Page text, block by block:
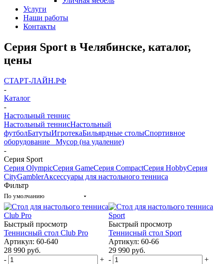
Услуги
Наши работы
Контакты
Серия Sport в Челябинске, каталог,
цены
СТАРТ-ЛАЙН.РФ
-
Каталог
-
Настольный теннис
Настольный теннисНастольный
футболБатутыИгротекаБильярдные столыСпортивное
оборудование _ Мусор (на удаление)
-
Серия Sport
Серия OlympicСерия GameСерия CompactСерия HobbyСерия
CityGamblerАксессуары для настольного тенниса
Фильтр
По умолчанию
Быстрый просмотр
Теннисный стол Club Pro
Артикул: 60-640
28 990 руб.
-
+
Быстрый просмотр
Теннисный стол Sport
Артикул: 60-66
29 990 руб.
-
+